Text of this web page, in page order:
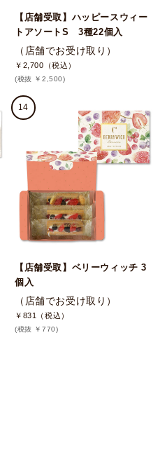
【店舗受取】ハッピースウィー
トアソートS 3種22個入
（店舗でお受け取り）
￥2,700（税込）
(税抜 ￥2,500)
14
【店舗受取】ベリーウィッチ 3
個入
（店舗でお受け取り）
￥831（税込）
(税抜 ￥770)